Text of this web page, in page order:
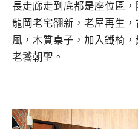
長走廊走到底都是座位區
龍岡老宅翻新，老屋再生
風，木質桌子，加入鐵椅
老饕朝聖。